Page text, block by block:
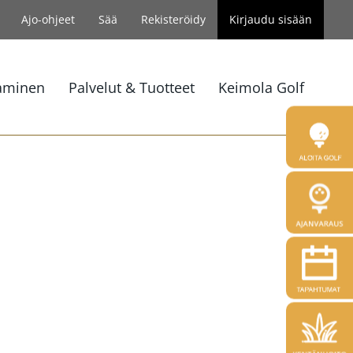
Ajo-ohjeet Sää Rekisteröidy Kirjaudu sisään
Palvelut & Tuotteet Keimola Golf